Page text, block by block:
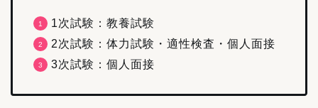
1次試験：教養試験
2次試験：体力試験・適性検査・個人面接
3次試験：個人面接